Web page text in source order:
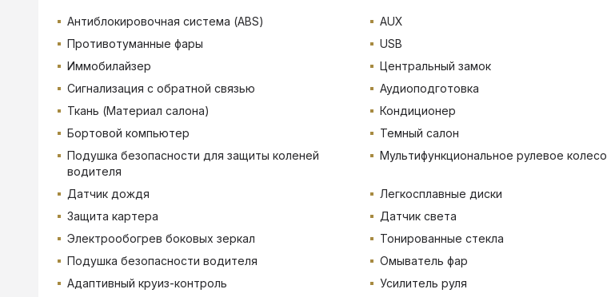
Антиблокировочная система (ABS)
AUX
Противотуманные фары
USB
Иммобилайзер
Центральный замок
Сигнализация с обратной связью
Аудиоподготовка
Ткань (Материал салона)
Кондиционер
Бортовой компьютер
Темный салон
Подушка безопасности для защиты коленей
водителя
Мультифункциональное рулевое колесо
Датчик дождя
Легкосплавные диски
Защита картера
Датчик света
Электрообогрев боковых зеркал
Тонированные стекла
Подушка безопасности водителя
Омыватель фар
Адаптивный круиз-контроль
Усилитель руля